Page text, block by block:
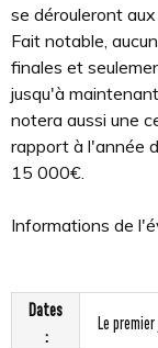
se dérouleront
Fait notable,
finales et
jusqu'à
notera aussi une
rapport à l'année
15 000€.
Informations de
Dates
:
Le